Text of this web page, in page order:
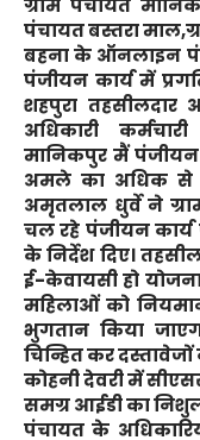
ग्राम पंचायत
पंचायत बस्तरा
बहना के ऑनलाइन
पंजीयन कार्य में
शहपुरा तहसीलदार
अधिकारी
मानिकपुर मैं पंजीयन
अमले का अधिक से
अमृतलाल धुर्वे ने
चल रहे पंजीयन कार्य
के निर्देश दिए।
ई-केवायसी हो
महिलाओं को
भुगतान किया
चिन्हित कर
कोहनी देवरी में
समग्र आईडी का
पंचायत के